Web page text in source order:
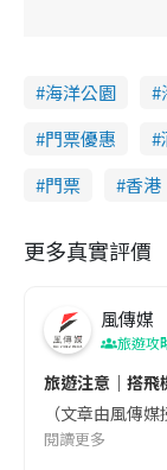
海洋公園
門票優惠
門票
香港
更多真實評價
風傳媒
旅遊攻
旅遊注意｜搭
（文章由風傳
閱讀更多